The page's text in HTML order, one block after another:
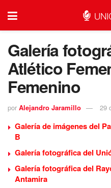
Galería
Atlético
Femenino
por Alejandro Jaramillo 29
Galería de imágenes del
B
Galería fotográfica del
Galería fotográfica del
Antamira